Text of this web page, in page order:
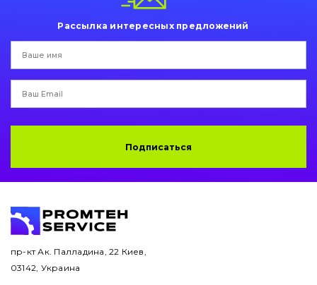
Трансмиссия
Рама и кузов
Буровой инструмент
Электрооборудование
Рассылка интересных предложений
Подписаться
пр-кт Ак. Палладина, 22 Киев,
03142, Украина